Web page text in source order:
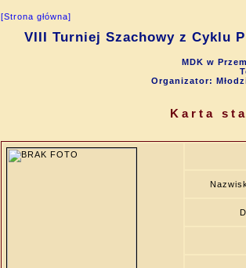
[Strona główna]
VIII Turniej Szachowy z Cyklu
MDK w
Organizator:
Karta